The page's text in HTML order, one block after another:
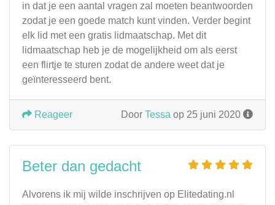
in dat je een aantal vragen zal moeten beantwoorden
zodat je een goede match kunt vinden. Verder begint
elk lid met een gratis lidmaatschap. Met dit
lidmaatschap heb je de mogelijkheid om als eerst
een flirtje te sturen zodat de andere weet dat je
geïnteresseerd bent.
Door Tessa op 25 juni 2020
Reageer
Beter dan gedacht
Alvorens ik mij wilde inschrijven op Elitedating.nl